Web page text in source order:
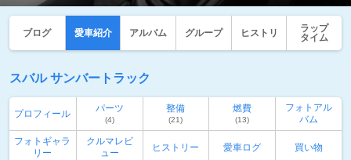
ブログ 愛車紹介 アルバム グループ ヒストリ
ラップ
タイム
スバル サンバートラック
プロフィール パーツ
(4)
整備
(21)
燃費
(13)
フォトアル
バム
フォトギャラ
リー
クルマレビ
ュー
ヒストリー 愛車ログ 買い物